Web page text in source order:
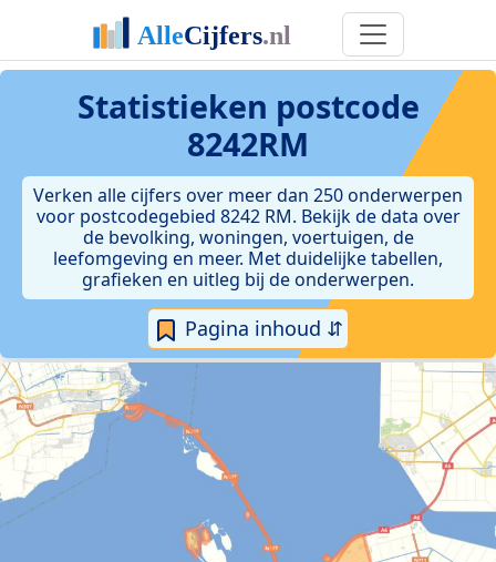
Statistieken postcode
8242RM
Verken alle cijfers over meer dan 250 onderwerpen
voor postcodegebied 8242 RM. Bekijk de data over
de bevolking, woningen, voertuigen, de
leefomgeving en meer. Met duidelijke tabellen,
grafieken en uitleg bij de onderwerpen.
Pagina inhoud ⇵